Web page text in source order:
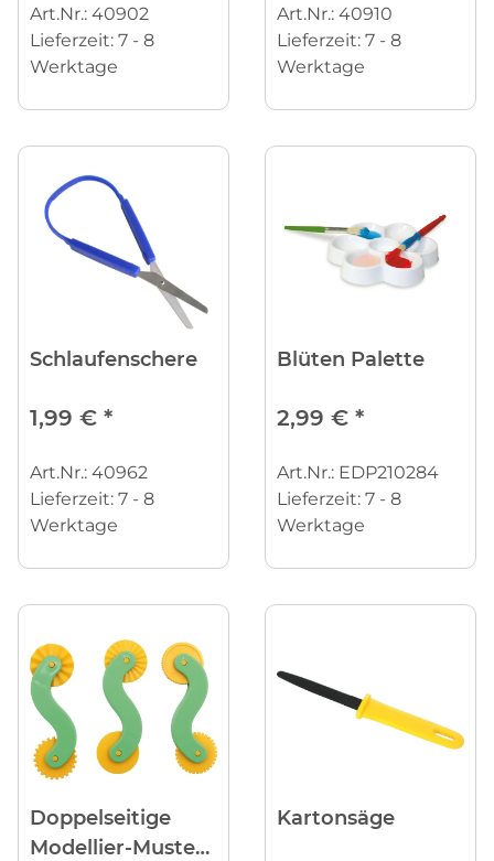
Art.Nr.: 40902
Lieferzeit: 7 - 8
Werktage
Art.Nr.: 40910
Lieferzeit: 7 - 8
Werktage
Schlaufenschere
1,99 € *
Art.Nr.: 40962
Lieferzeit: 7 - 8
Werktage
Blüten Palette
2,99 € *
Art.Nr.: EDP210284
Lieferzeit: 7 - 8
Werktage
Doppelseitige
Modellier-Muster-
Kartonsäge